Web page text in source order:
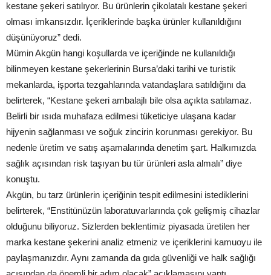
kestane şekeri satılıyor. Bu ürünlerin çikolatalı kestane şekeri
olması imkansızdır. İçeriklerinde başka ürünler kullanıldığını
düşünüyoruz” dedi.
Mümin Akgün hangi koşullarda ve içeriğinde ne kullanıldığı
bilinmeyen kestane şekerlerinin Bursa’daki tarihi ve turistik
mekanlarda, işporta tezgahlarında vatandaşlara satıldığını da
belirterek, “Kestane şekeri ambalajlı bile olsa açıkta satılamaz.
Belirli bir ısıda muhafaza edilmesi tüketiciye ulaşana kadar
hijyenin sağlanması ve soğuk zincirin korunması gerekiyor. Bu
nedenle üretim ve satış aşamalarında denetim şart. Halkımızda
sağlık açısından risk taşıyan bu tür ürünleri asla almalı” diye
konuştu.
Akgün, bu tarz ürünlerin içeriğinin tespit edilmesini istediklerini
belirterek, “Enstitünüzün laboratuvarlarında çok gelişmiş cihazlar
olduğunu biliyoruz. Sizlerden beklentimiz piyasada üretilen her
marka kestane şekerini analiz etmeniz ve içeriklerini kamuoyu ile
paylaşmanızdır. Aynı zamanda da gıda güvenliği ve halk sağlığı